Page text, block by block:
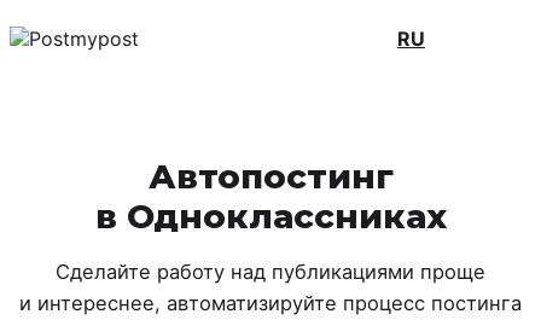
RU
Автопостинг
в Одноклассниках
Сделайте работу над публикациями проще
и интереснее, автоматизируйте процесс постинга